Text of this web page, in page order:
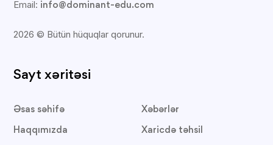
Email: info@dominant-edu.com
2026 © Bütün hüquqlar qorunur.
Sayt xəritəsi
Əsas səhifə
Haqqımızda
Xəbərlər
Xaricdə təhsil